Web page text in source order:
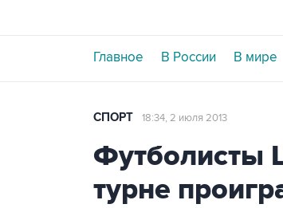
Главное В России В мире
СПОРТ 18:34, 2 июля 2013
Футболисты
турне